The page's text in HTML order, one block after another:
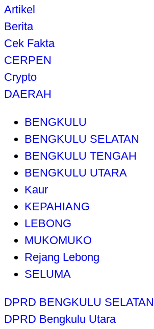
Artikel
Berita
Cek Fakta
CERPEN
Crypto
DAERAH
BENGKULU
BENGKULU SELATAN
BENGKULU TENGAH
BENGKULU UTARA
Kaur
KEPAHIANG
LEBONG
MUKOMUKO
Rejang Lebong
SELUMA
DPRD BENGKULU SELATAN
DPRD Bengkulu Utara